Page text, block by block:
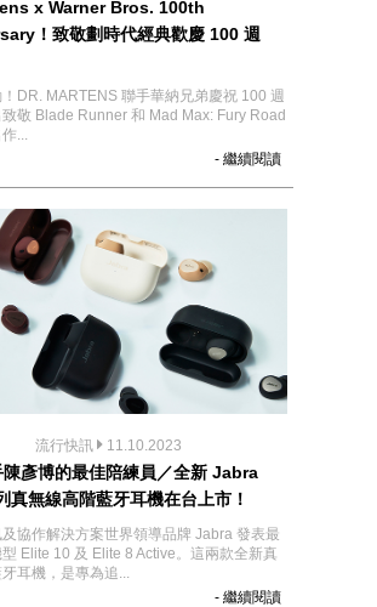
x Warner Bros. 100th
！致敬劃時代經典歡慶 100 週
DR. MARTENS 聯手華納兄弟慶祝 100 週
敬 Blade Runner 和 Mad Max: Fury Road
...
- 繼續閱讀
流行快訊 11.10.2023
陳彥博的最佳陪練員／全新 Jabra
真無線高階藍牙耳機在台上市！
協作解決方案世界領導品牌 Jabra 發表最
Elite 10 及 Elite 8 Active。這兩款全新真
耳機，是專為追...
- 繼續閱讀